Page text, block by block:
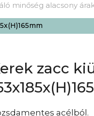
minőség alacsony
zacc
acélból.